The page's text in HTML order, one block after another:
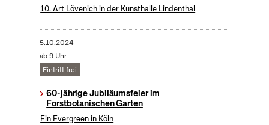
10. Art Lövenich in der Kunsthalle Lindenthal
5.10.2024
ab 9 Uhr
Eintritt frei
60-jährige Jubiläumsfeier im
Forstbotanischen Garten
Ein Evergreen in Köln